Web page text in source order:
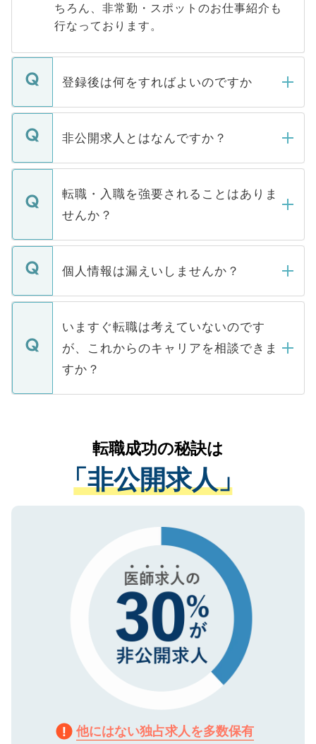
ちろん、非常勤・スポットのお仕事紹介も
行なっております。
登録後は何をすればよいのですか
ご登録いただきましたら、弊社担当者がご
登録内容を確認し、その後メールもしくは
ます。通常、5営業日以内にはご連絡をせて
いただきますので、しばらくお待ちくださ
非公開求人とはなんですか？
マイナビDOCTORで取り扱っている求人の
うち約3割は、Webサイトからご覧いただ
けない「非公開求人」です。非公開求人は
下記の理由によって、一般には公開してい
ません。
■応募殺到を避けるため 人気のある医療機
関を公にしてしまうと、応募が殺到する場
に、医療機関が求める条件に合った人材の
みを人材紹介会社に依頼するケースが増え
ています。
転職・入職を強要されることはありま
せんか？
転職・入職を強要することは一切ありませ
ん。また、仮に応募先から内定をいただい
定を承諾する必要はありません。内定先へ
の辞退の連絡はキャリアパートナーが行い
個人情報は漏えいしませんか？
個人情報が漏えいすることはありませんの
で、ご安心ください。当サイトからの登録
などで収集したご登録者様の個人情報は、
ご本人のキャリアアップおよび転職活動の
支援を目的に使用いたします。お預かりし
ているすべての個人データはご本人の許可
は、個人情報の取り扱いについての厳密な
管理基準を満たした事業者のみに付与され
る、プライバシーマークを取得済みです。
で、機密保持に関してもご安心ください。
いますぐ転職は考えていないのです
が、これからのキャリアを相談できま
すか？
かがいして、現在の医療機関の状況や紹介
経験をまじえながら、適切なアドバイスを
させていただきます。すぐにご転職をされ
ない方には、長期的なサポートが可能です
ので、まずはご登録ください。
転職成功の秘訣は
「非公開求人」
他にはない独占求人を多数保有